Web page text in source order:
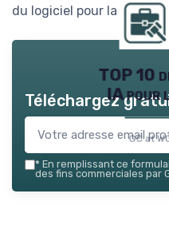
du logiciel pour la
TOP 10
IA pour
GC at
Téléchargez
* En remplissant ce
des fins commerciales par